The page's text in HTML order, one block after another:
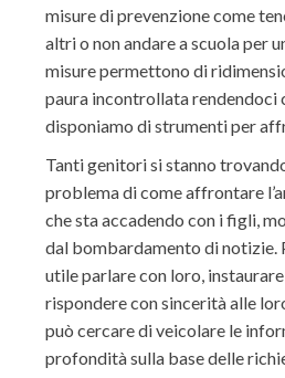
misure di prevenzione come
altri o non andare a scuola per
misure permettono di
paura incontrollata rendendoci
disponiamo distrumenti per
Tanti genitori si stanno
problema di come affrontare
che sta accadendo con i figli,
dal bombardamento di notizie.
utileparlare con loro,
rispondere con sincerità alle
può cercaredi veicolarele
profondità sulla base delle